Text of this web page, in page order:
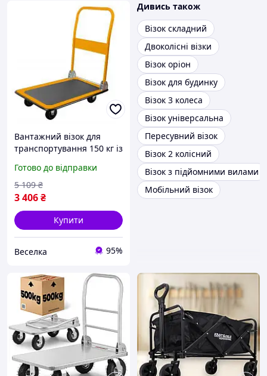
Вантажний візок для
транспортування 150 кг із
для дачі склада та дому
FLAME
Готово до відправки
3 406₴
5 109 ₴
Купити
Веселка 95%
Дивись також
Візок складний
Двоколісні візки
Візок оріон
Візок для будинку
Візок 3 колеса
Візок універсальна
Пересувний візок
Візок 2 колісний
Візок з підйомними вилами
Мобільний візок